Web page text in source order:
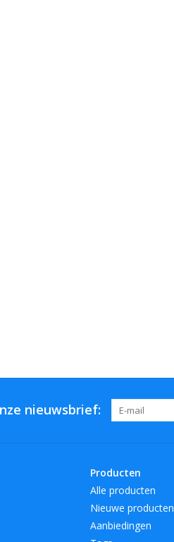
nieuwsbrief:
Producten
Alle producten
Nieuwe producten
Aanbiedingen